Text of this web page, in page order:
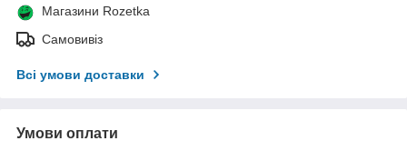
Магазини Rozetka
Самовивіз
Всі умови доставки
Умови оплати